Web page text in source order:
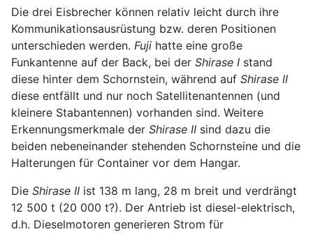
Die drei Eisbrecher können relativ leicht durch ihre
Kommunikationsausrüstung bzw. deren Positionen
unterschieden werden. Fuji hatte eine große
Funkantenne auf der Back, bei der Shirase I stand
diese hinter dem Schornstein, während auf Shirase II
diese entfällt und nur noch Satellitenantennen (und
kleinere Stabantennen) vorhanden sind. Weitere
Erkennungsmerkmale der Shirase II sind dazu die
beiden nebeneinander stehenden Schornsteine und die
Halterungen für Container vor dem Hangar.
Die Shirase II ist 138 m lang, 28 m breit und verdrängt
12 500 t (20 000 t?). Der Antrieb ist diesel-elektrisch,
d.h. Dieselmotoren generieren Strom für